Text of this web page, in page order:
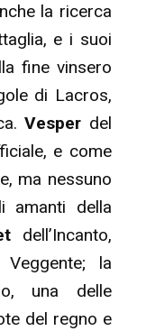
la ricerca
e i suoi
fine vinsero
di Lacros,
Vesper del
e come
ma nessuno
amanti della
dell’Incanto,
Veggente; la
una delle
del regno e